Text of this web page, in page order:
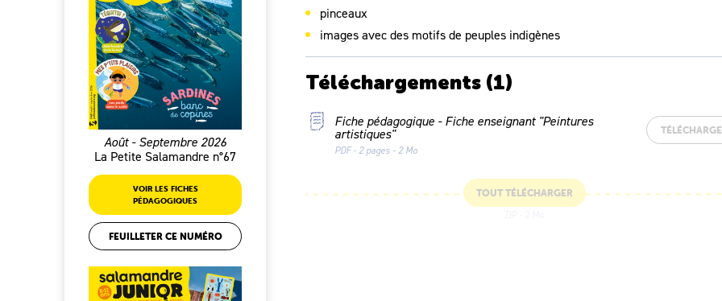
Août - Septembre 2026
La Petite Salamandre n°67
VOIR LES FICHES
PÉDAGOGIQUES
FEUILLETER CE NUMÉRO
pinceaux
images avec des motifs de peuples indigènes
Téléchargements (1)
Fiche pédagogique - Fiche enseignant "Peintures
artistiques"
PDF - 2 pages - 2 Mo
TOUT TÉLÉCHARGER